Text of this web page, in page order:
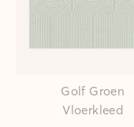
Golf Groen
Vloerkleed